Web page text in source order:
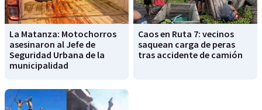
La Matanza: Motochorros
asesinaron al Jefe de
Seguridad Urbana de la
municipalidad
Caos en Ruta 7: vecinos
saquean carga de peras
tras accidente de camión